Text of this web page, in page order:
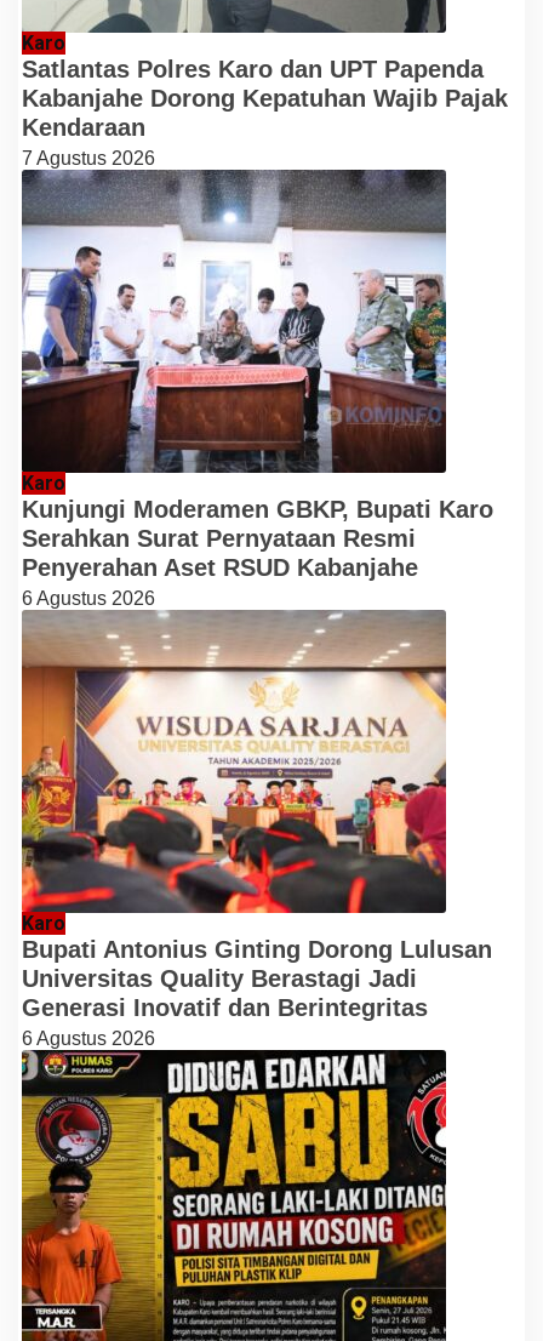
Karo
Satlantas Polres Karo dan UPT Papenda
Kabanjahe Dorong Kepatuhan Wajib Pajak
Kendaraan
7 Agustus 2026
Karo
Kunjungi Moderamen GBKP, Bupati Karo
Serahkan Surat Pernyataan Resmi
Penyerahan Aset RSUD Kabanjahe
6 Agustus 2026
Karo
Bupati Antonius Ginting Dorong Lulusan
Universitas Quality Berastagi Jadi
Generasi Inovatif dan Berintegritas
6 Agustus 2026